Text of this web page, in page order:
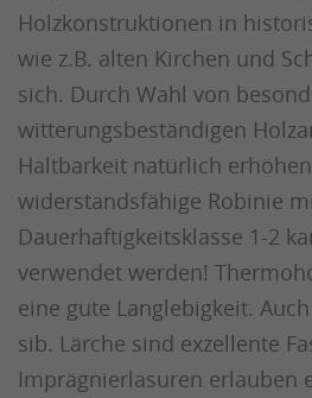
Holzkonstruktionen in
wie z.B. alten Kirchen und
sich. Durch Wahl von
witterungsbeständigen
Haltbarkeit natürlich
widerstandsfähige Robinie
Dauerhaftigkeitsklasse 1-2
verwendet werden!
eine gute Langlebigkeit.
sib. Lärche sind exzellente
Imprägnierlasuren erlauben